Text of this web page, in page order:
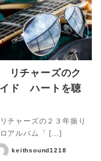
リチャーズのク
イド ハートを聴
チャーズの２３年振り
アルバム「 […]
keithsound1218